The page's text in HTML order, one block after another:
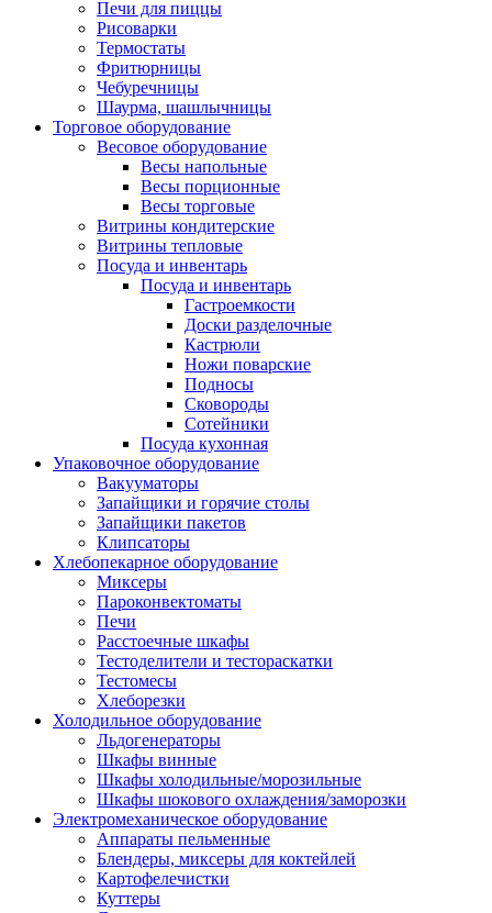
Печи для пиццы
Рисоварки
Термостаты
Фритюрницы
Чебуречницы
Шаурма, шашлычницы
Торговое оборудование
Весовое оборудование
Весы напольные
Весы порционные
Весы торговые
Витрины кондитерские
Витрины тепловые
Посуда и инвентарь
Посуда и инвентарь
Гастроемкости
Доски разделочные
Кастрюли
Ножи поварские
Подносы
Сковороды
Сотейники
Посуда кухонная
Упаковочное оборудование
Вакууматоры
Запайщики и горячие столы
Запайщики пакетов
Клипсаторы
Хлебопекарное оборудование
Миксеры
Пароконвектоматы
Печи
Расстоечные шкафы
Тестоделители и тестораскатки
Тестомесы
Хлеборезки
Холодильное оборудование
Льдогенераторы
Шкафы винные
Шкафы холодильные/морозильные
Шкафы шокового охлаждения/заморозки
Электромеханическое оборудование
Аппараты пельменные
Блендеры, миксеры для коктейлей
Картофелечистки
Куттеры